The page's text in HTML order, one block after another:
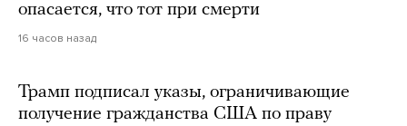
опасается, что тот при смерти
16 часов назад
Трамп подписал указы, ограничивающие
получение гражданства США по праву